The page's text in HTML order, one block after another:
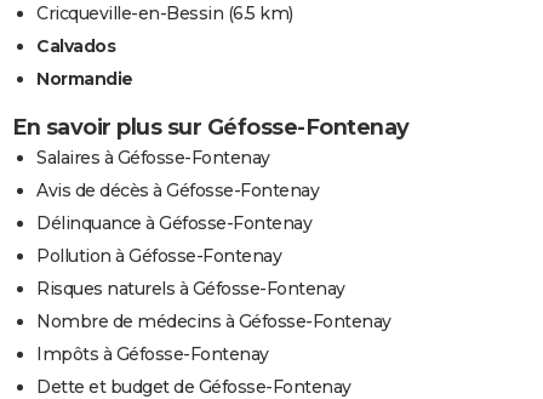
Cricqueville-en-Bessin (6.5 km)
Calvados
Normandie
En savoir plus sur Géfosse-Fontenay
Salaires à Géfosse-Fontenay
Avis de décès à Géfosse-Fontenay
Délinquance à Géfosse-Fontenay
Pollution à Géfosse-Fontenay
Risques naturels à Géfosse-Fontenay
Nombre de médecins à Géfosse-Fontenay
Impôts à Géfosse-Fontenay
Dette et budget de Géfosse-Fontenay